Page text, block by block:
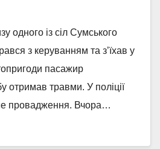
одного із сіл Сумського
з керуванням та з’їхав у
пасажир
отримав травми. У поліції
провадження. Вчора…